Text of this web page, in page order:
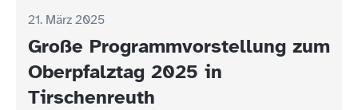
21. März 2025
Große Programmvorstellung zum
Oberpfalztag 2025 in
Tirschenreuth